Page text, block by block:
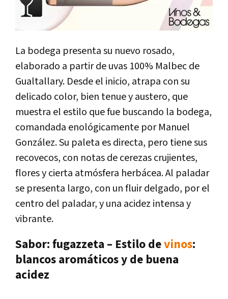
La bodega presenta su nuevo rosado,
elaborado a partir de uvas 100% Malbec de
Gualtallary. Desde el inicio, atrapa con su
delicado color, bien tenue y austero, que
muestra el estilo que fue buscando la bodega,
comandada enológicamente por Manuel
González. Su paleta es directa, pero tiene sus
recovecos, con notas de cerezas crujientes,
flores y cierta atmósfera herbácea. Al paladar
se presenta largo, con un fluir delgado, por el
centro del paladar, y una acidez intensa y
vibrante.
Sabor: fugazzeta – Estilo devinos:
blancos aromáticos y de buena
acidez